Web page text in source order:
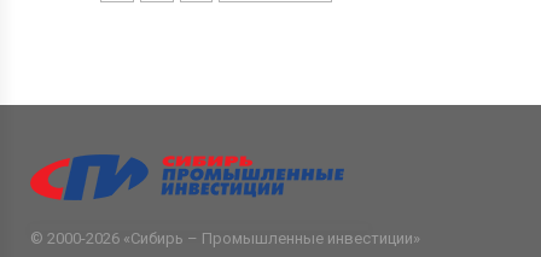
© 2000-2026 «Сибирь – Промышленные инвестиции»